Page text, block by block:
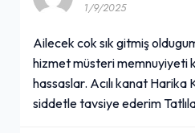
1/9/2025
Ailecek cok sık gitmiş
hizmet müsteri memnuyiyeti
hassaslar. Acılı kanat Harika
siddetle tavsiye ederim